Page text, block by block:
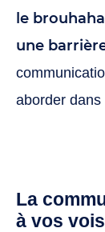
le
une
aborder
La
à vos